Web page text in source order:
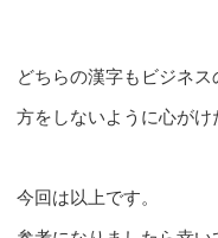
どちらの漢字もビジネ
方をしないように心がけ
今回は以上です。